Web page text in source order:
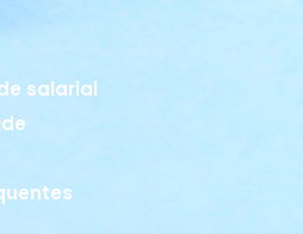
salarial